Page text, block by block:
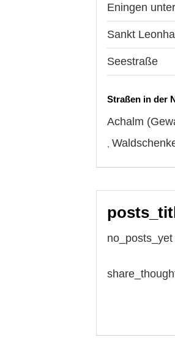
Eningen
Sankt
Seestraße
Straßen in der
Achalm
no_posts_yet